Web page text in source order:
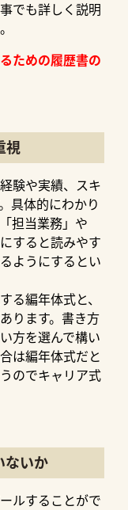
でも詳しく説明
ための履歴書の
視
験や実績、スキ
具体的にわかり
担当業務」や
すると読みやす
ようにするとい
る編年体式と、
ります。書き方
方を選んで構い
は編年体式だと
のでキャリア式
ないか
ルすることがで